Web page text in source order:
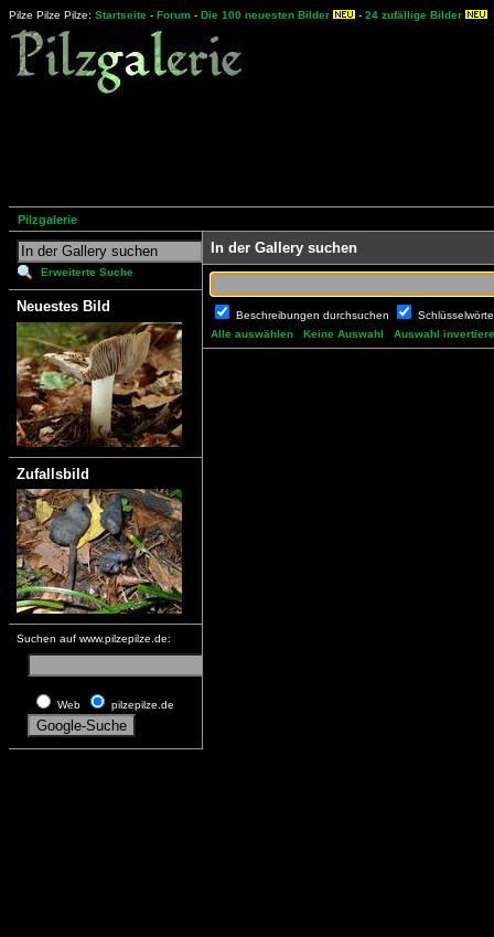
Pilze Pilze Pilze: Startseite - Forum - Die 100 neuesten Bilder - 24 zufällige Bilder
Pilzgalerie
Erweiterte Suche
Neuestes Bild
Zufallsbild
Suchen auf www.pilzepilze.de:
Web pilzepilze.de
In der Gallery suchen
Beschreibungen durchsuchen
Alle auswählen
Keine Auswahl Auswahl